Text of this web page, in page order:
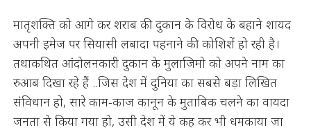
मातृशक्ति को आगे कर शराब की दुकान के विरोध के बहाने शायद
अपनी इमेज पर सियासी लबादा पहनाने की कोशिशें हो रही है।
तथाकथित आंदोलनकारी दुकान के मुलाजिमो को अपने नाम का
रुआब दिखा रहे हैं ..जिस देश में दुनिया का सबसे बड़ा लिखित
संविधान हो, सारे काम-काज कानून के मुताबिक चलने का वायदा
जनता से किया गया हो, उसी देश में ये कह कर भी धमकाया जा